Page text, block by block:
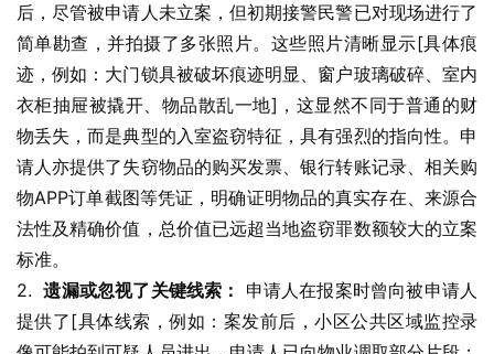
后，尽管被申请人未立案，但初期接警民警已对现场进行了
简单勘查，并拍摄了多张照片。这些照片清晰显示[具体痕
迹，例如：大门锁具被破坏痕迹明显、窗户玻璃破碎、室内
衣柜抽屉被撬开、物品散乱一地]，这显然不同于普通的财
物丢失，而是典型的入室盗窃特征，具有强烈的指向性。申
请人亦提供了失窃物品的购买发票、银行转账记录、相关购
物APP订单截图等凭证，明确证明物品的真实存在、来源合
法性及精确价值，总价值已远超当地盗窃罪数额较大的立案
标准。
2. 遗漏或忽视了关键线索：
申请人在报案时曾向被申请人
提供了[具体线索，例如：案发前后，小区公共区域监控录